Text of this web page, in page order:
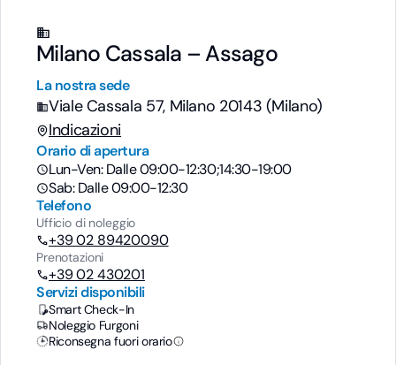
Milano Cassala – Assago
La nostra sede
Viale Cassala 57, Milano 20143 (Milano)
Indicazioni
Orario di apertura
Lun-Ven: Dalle 09:00-12:30;14:30-19:00
Sab: Dalle 09:00-12:30
Telefono
Ufficio di noleggio
+39 02 89420090
Prenotazioni
+39 02 430201
Servizi disponibili
Smart Check-In
Noleggio Furgoni
Riconsegna fuori orario